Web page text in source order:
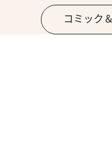
コミック